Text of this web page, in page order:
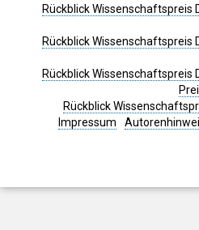
Rückblick Wissenschaftspreis
Rückblick Wissenschaftspreis
Rückblick Wissenschaftspreis
Rückblick
Impressum